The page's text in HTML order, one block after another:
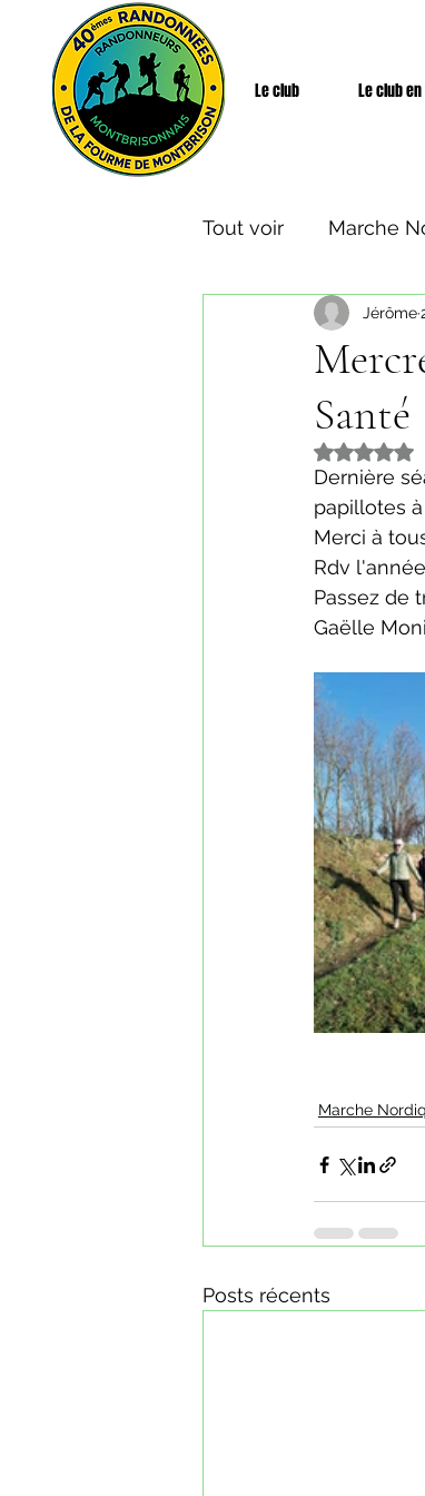
Le club Le club
Tout voir Marche
Rando Santé
Santé
Jérôme
Noté
Dernière
papillotes
Merci à
Rdv
Passez de
Gaëlle
Marche
Posts récents